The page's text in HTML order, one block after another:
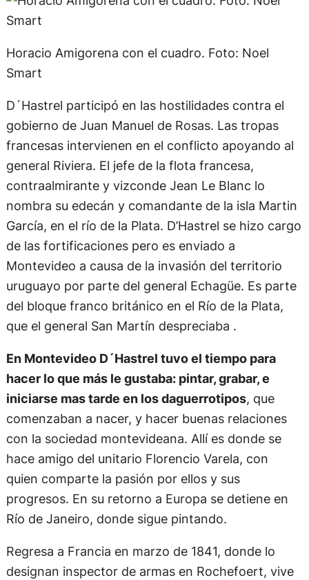
Horacio Amigorena con el cuadro. Foto: Noel
Smart
D´Hastrel participó en las hostilidades contra el
gobierno de Juan Manuel de Rosas. Las tropas
francesas intervienen en el conflicto apoyando al
general Riviera. El jefe de la flota francesa,
contraalmirante y vizconde Jean Le Blanc lo
nombra su edecán y comandante de la isla Martin
García, en el río de la Plata. D’Hastrel se hizo cargo
de las fortificaciones pero es enviado a
Montevideo a causa de la invasión del territorio
uruguayo por parte del general Echagüe. Es parte
del bloque franco británico en el Río de la Plata,
que el general San Martín despreciaba .
En Montevideo D´Hastrel tuvo el tiempo para
hacer lo que más le gustaba: pintar, grabar, e
iniciarse mas tarde en los daguerrotipos, que
comenzaban a nacer, y hacer buenas relaciones
con la sociedad montevideana. Allí es donde se
hace amigo del unitario Florencio Varela, con
quien comparte la pasión por ellos y sus
progresos. En su retorno a Europa se detiene en
Río de Janeiro, donde sigue pintando.
Regresa a Francia en marzo de 1841, donde lo
designan inspector de armas en Rochefoert, vive